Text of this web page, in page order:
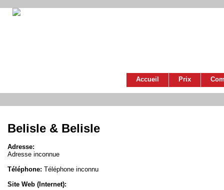
Accueil Prix
Belisle & Belisle
Adresse:
Adresse inconnue
Téléphone: Téléphone inconnu
Site Web (Internet):